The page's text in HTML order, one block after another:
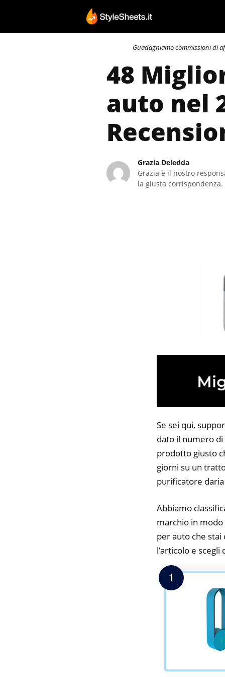
contenuto
Guadagniamo commissioni di
48
auto nel
Grazia Deledda
Grazia è il nostro
la giusta
Se sei qui,
dato il numero
prodotto giusto
giorni su un
purificatore
Abbiamo
marchio in
per auto che
l’articolo e
1